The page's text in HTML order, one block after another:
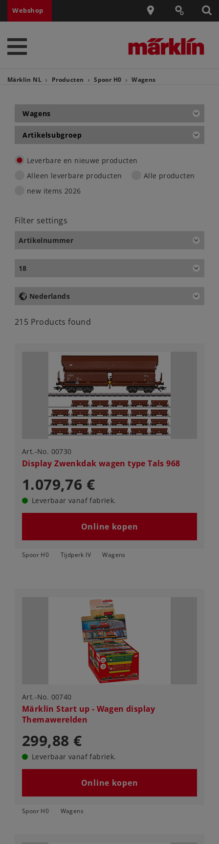
Webshop
Märklin NL Producten Spoor H0 Wagens
Wagens
Artikelsubgroep
Leverbare en nieuwe producten
Alleen leverbare producten
Alle producten
new items 2026
Filter settings
Artikelnummer
18
Nederlands
215 Products found
Art.-No. 00730
Display Zwenkdak wagen type Tals 968
1.079,76 €
Leverbaar vanaf fabriek.
Online kopen
Spoor H0 Tijdperk IV Wagens
Art.-No. 00740
Märklin Start up - Wagen display
Themawerelden
299,88 €
Leverbaar vanaf fabriek.
Online kopen
Spoor H0 Wagens